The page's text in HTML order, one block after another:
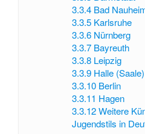
3.3.4 Bad
3.3.5 Karlsruhe
3.3.6 Nürnberg
3.3.7 Bayreuth
3.3.8 Leipzig
3.3.9 Halle (Saale)
3.3.10 Berlin
3.3.11 Hagen
3.3.12 Weitere
Jugendstils in